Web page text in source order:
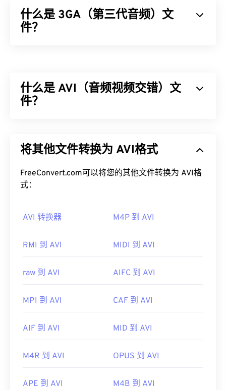
什么是 3GA（第三代音频）文
件？
窄带信号，因此不适合用作音乐文件。
版 QuickTime中打开。3GA 文件也可在大多数手机
的录音机应用程序中打开。由于 3GA 文件常用于彩
信，因此大多数3G 移动设备都可以打开它们。
其他可以打开 3GA 文件的程序包括
件时出现问题，请重命名文件，使其包含扩展名
“3GP”，然后尝试再次打开。
开发者：第三代合作伙伴计划（3GPP）
有用的链接：
Rate_audio_codec
什么是 AVI（音频视频交错）文
件？
助第三方程序，AVI 可以支持章节、字幕、副标题、
如何打开 AVI 文件？
AVI 文件的另一种方法是使用与操作系统兼容的
虽然 AVI 文件针对互联网进行了优化，但硬件播放器
媒体播放器
首次发行：
有用的链接：
https://tools.ietf.org/html/rfc2361
将其他文件转换为 AVI格式
FreeConvert.com可以将您的其他文件转换为 AVI格
式：
AVI 转换器 M4P 到 AVI
RMI 到 AVI MIDI 到 AVI
raw 到 AVI AIFC 到 AVI
MP1 到 AVI CAF 到 AVI
AIF 到 AVI MID 到 AVI
M4R 到 AVI OPUS 到 AVI
APE 到 AVI M4B 到 AVI